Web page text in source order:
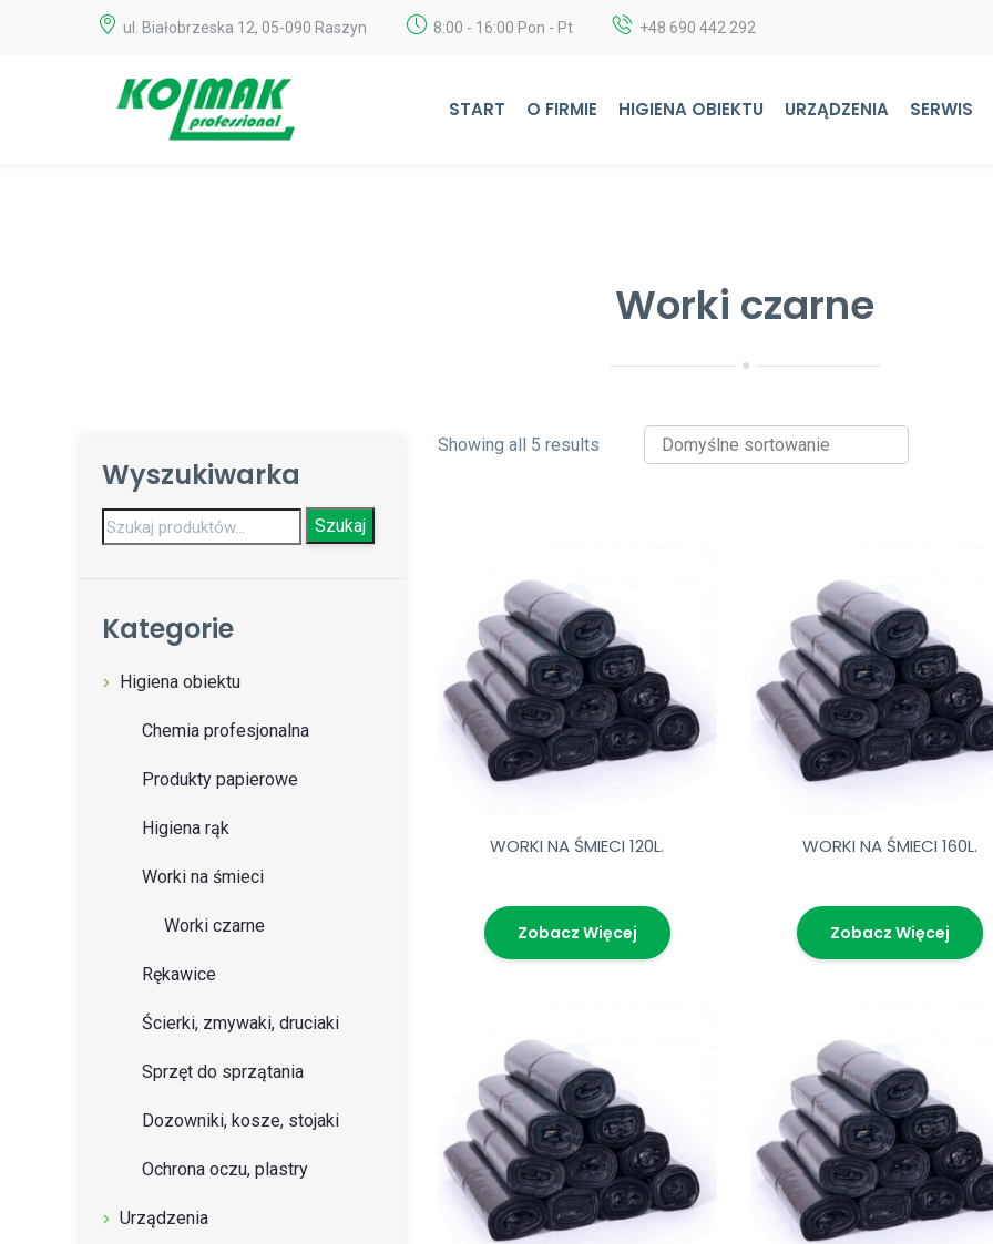
ul. Białobrzeska 12, 05-090 Raszyn 8:00 - 16:00 Pon - Pt +48 690 442 292
START O FIRMIE HIGIENA OBIEKTU URZĄDZENIA SERWIS
Worki czarne
Wyszukiwarka
Szukaj: Szukaj
Kategorie
Higiena obiektu
Chemia profesjonalna
Produkty papierowe
Higiena rąk
Worki na śmieci
Worki czarne
Rękawice
Ścierki, zmywaki, druciaki
Sprzęt do sprzątania
Dozowniki, kosze, stojaki
Ochrona oczu, plastry
Urządzenia
Showing all 5 results
WORKI NA ŚMIECI 120L.
Zobacz Więcej
WORKI NA ŚMIECI 160L.
Zobacz Więcej